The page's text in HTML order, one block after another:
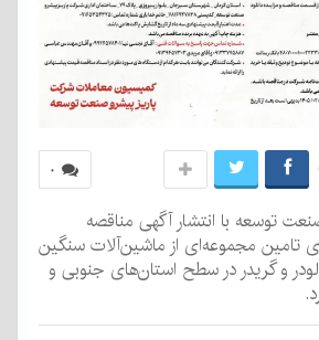
۰
توسعه با انتشار آگهی مناقصه
تامین مجموعه‌ای از ماشین‌آلات سنگین
و گریدر در سطح استان‌های جنوبی و